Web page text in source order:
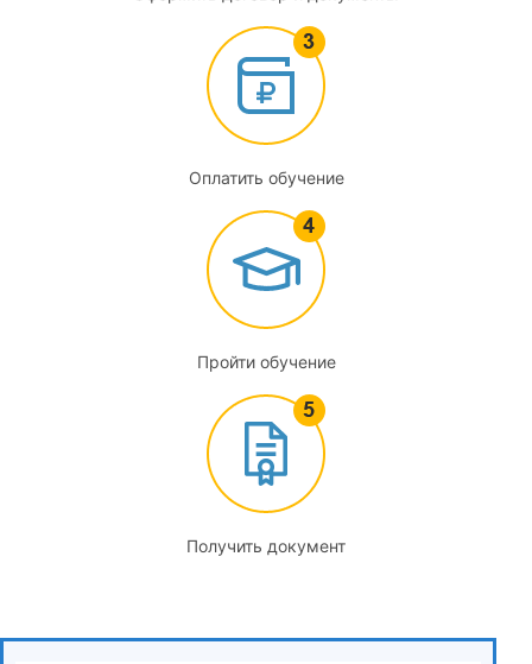
5
Педагогический контроль в подготовке юных
5.2
Текущий и оперативный контроль
Построение тренировки юных спортсменов
7
Психологические основы действия тренера в детско-
юношеском спорте
Оплатить обучение
Пройти обучение
Получить документ